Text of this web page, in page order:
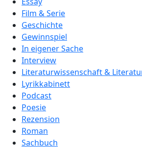
Film & Serie
Geschichte
Gewinnspiel
In eigener Sache
Interview
Literaturwissenschaft &
Lyrikkabinett
Podcast
Poesie
Rezension
Roman
Sachbuch